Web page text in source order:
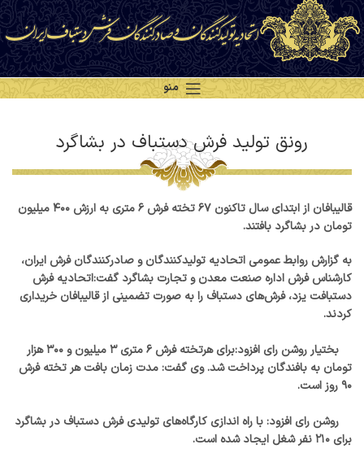
منو
رونق تولید فرش دستباف در بشاگرد
قالیبافان از ابتدای سال تاکنون ۶۷ تخته فرش ۶ متری به ارزش ۴۰۰ میلیون
تومان در بشاگرد بافتند.
به گزارش روابط عمومی اتحادیه تولیدکنندگان و صادرکنندگان فرش ایران،
کارشناس فرش اداره صنعت معدن و تجارت بشاگرد گفت:اتحادیه فرش
دستبافت یزد، فرش‌های دستباف را به صورت تضمینی از قالیبافان خریداری
کردند.
بختیار روشن رای افزود:برای هرتخته فرش ۶ متری ۳ میلیون و ۳۰۰ هزار
تومان به بافندگان پرداخت شد. وی گفت: مدت زمان بافت هر تخته فرش
۹۰ روز است.
روشن رای افزود: با راه اندازی کارگاه‌های تولیدی فرش دستباف در بشاگرد
برای ۲۱۰ نفر شغل ایجاد شده است.